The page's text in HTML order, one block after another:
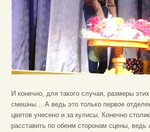
И конечно, для такого случая, размеры
смешны… А ведь это только первое
цветов унесено и за кулисы. Конечно
расставить по обеим сторонам сцены,